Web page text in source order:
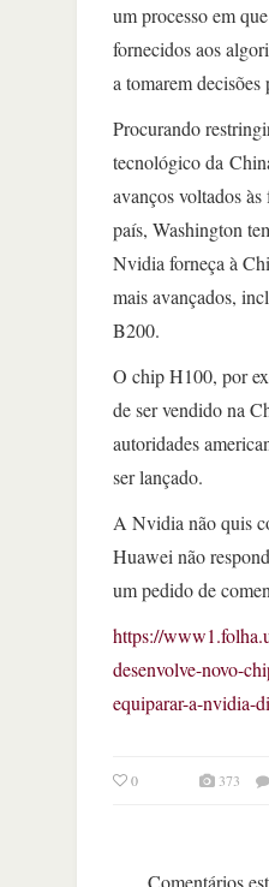
um processo em
fornecidos aos
a tomarem decisões
Procurando
tecnológico da
avanços voltados
país, Washington
Nvidia forneça à
mais avançados,
B200.
O chip H100, por
de ser vendido na
autoridades
ser lançado.
A Nvidia não quis
Huawei não
um pedido de
https://
desenvolve-novo-
equiparar-a-nvidia-
0 373
Comentários